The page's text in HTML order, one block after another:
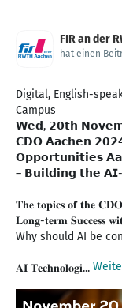
FIR an der
hat einen
Digital, English-
Campus
𝗪𝗲𝗱, 𝟮𝟬𝘁𝗵
𝗖𝗗𝗢 𝗔𝗮𝗰𝗵𝗲𝗻 𝟮𝟬𝟮𝟰
𝗢𝗽𝗽𝗼𝗿𝘁𝘂𝗻𝗶𝘁𝗶𝗲𝘀
– 𝗕𝘂𝗶𝗹𝗱𝗶𝗻𝗴 𝘁𝗵𝗲
𝐓𝐡𝐞 𝐭𝐨𝐩𝐢𝐜𝐬 𝐨𝐟 𝐭𝐡𝐞
𝐋𝐨𝐧𝐠-𝐭𝐞𝐫𝐦 𝐒𝐮𝐜𝐜𝐞𝐬𝐬
Why should AI be
𝐀𝐈 𝐓𝐞𝐜𝐡𝐧𝐨𝐥𝐨𝐠𝐢...